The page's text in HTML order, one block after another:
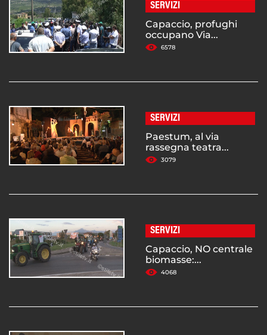
SERVIZI
Capaccio, profughi
occupano Via...
6578
SERVIZI
Paestum, al via
rassegna teatra...
3079
SERVIZI
Capaccio, NO centrale
biomasse:...
4068